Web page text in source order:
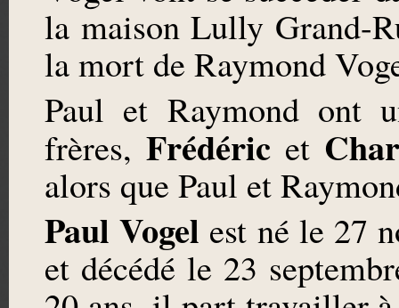
la maison Lully Grand-
la mort de Raymond
Paul et Raymond ont
frères,Frédéric et
alors que Paul et
Paul Vogel est né le 27
et décédé le 23